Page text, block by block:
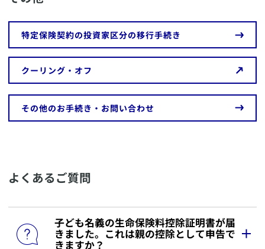
​特定保険契約の投資家区分の移行手続き
​クーリング・オフ
​その他のお手続き・お問い合わせ
​よくあるご質問
​子ども名義の生命保険料控除証明書が届
きました。これは親の控除として申告で
きますか？